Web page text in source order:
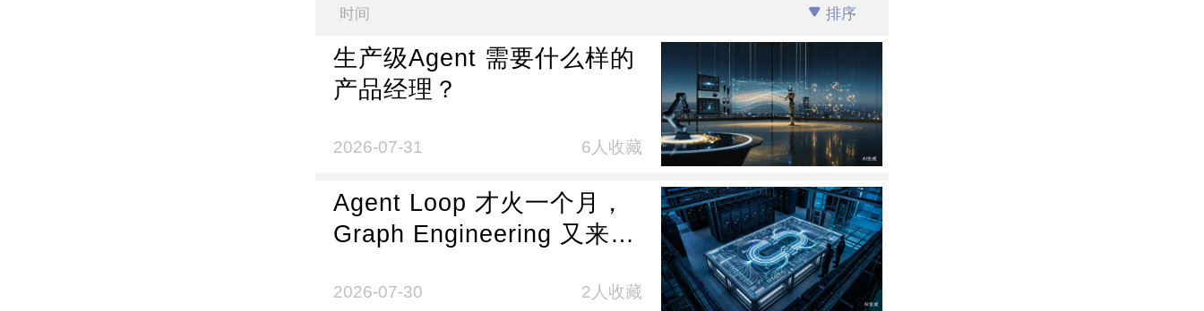
时间 排序
生产级Agent 需要什么样的
产品经理？
2026-07-31 6人收藏
Agent Loop 才火一个月，
Graph Engineering 又来
就什么都不用学了
2026-07-30 2人收藏